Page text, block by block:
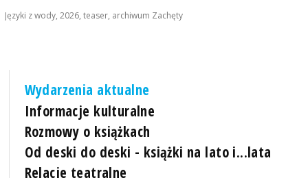
Języki z wody, 2026, teaser, archiwum Zachęty
Wydarzenia aktualne
Informacje kulturalne
Rozmowy o książkach
Od deski do deski - książki na lato i...lata
Relacje teatralne